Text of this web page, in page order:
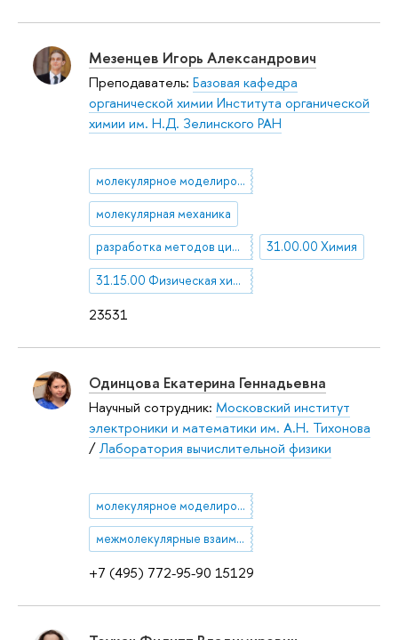
23531
Мезенцев Игорь Александрович
Преподаватель: Базовая кафедра
органической химии Института органической
химии им. Н.Д. Зелинского РАН
молекулярное моделирование
молекулярная механика
разработка методов цифровой химии 31.00.00 Химия
31.15.00 Физическая химия
+7 (495) 772-95-90 15129
Одинцова Екатерина Геннадьевна
Научный сотрудник: Московский институт
электроники и математики им. А.Н. Тихонова
/Лаборатория вычислительной физики
молекулярное моделирование
межмолекулярные взаимодействия, сверхкритические среды, молекулярно-динамическое моделирование, растворы